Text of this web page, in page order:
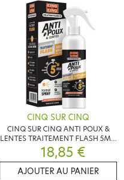
CINQ SUR CINQ
CINQ SUR CINQ ANTI POUX &
LENTES TRAITEMENT FLASH 5MN
150ML
18,85 €
AJOUTER AU PANIER